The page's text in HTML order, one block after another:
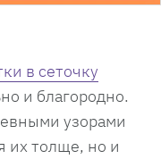
в сеточку
и благородно.
узорами
их толще, но и